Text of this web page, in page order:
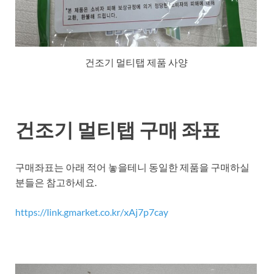
건조기 멀티탭 제품 사양
건조기 멀티탭 구매 좌표
구매좌표는 아래 적어 놓을테니 동일한 제품을 구매하실
분들은 참고하세요.
https://link.gmarket.co.kr/xAj7p7cay